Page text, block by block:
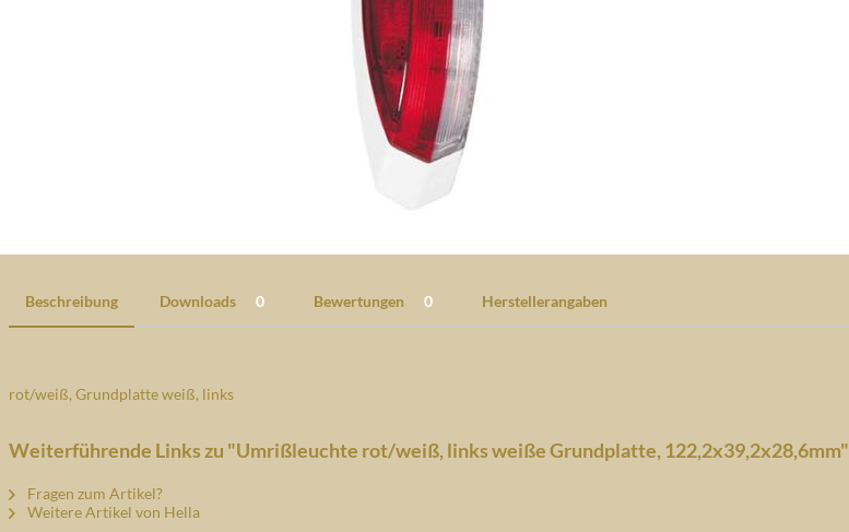
Beschreibung Downloads 0 Bewertungen 0 Herstellerangaben
rot/weiß, Grundplatte weiß, links
Weiterführende Links zu "Umrißleuchte rot/weiß, links weiße Grundplatte, 122,2x39,2x28,6mm"
Fragen zum Artikel?
Weitere Artikel von Hella